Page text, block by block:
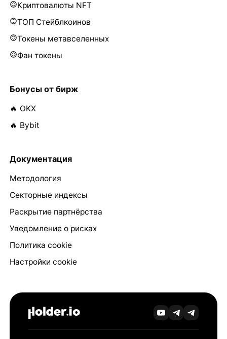
Криптовалюты NFT
ТОП Стейблкоинов
Токены метавселенных
Фан токены
Бонусы от бирж
🔥 OKX
🔥 Bybit
Документация
Методология
Секторные индексы
Раскрытие партнёрства
Уведомление о рисках
Политика cookie
Настройки cookie